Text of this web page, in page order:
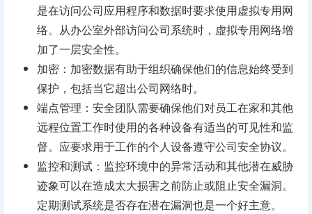
是在访问公司应用程序和数据时要求使用虚拟专用网
络。从办公室外部访问公司系统时，虚拟专用网络增
加了一层安全性。
加密：加密数据有助于组织确保他们的信息始终受到
保护，包括当它超出公司网络时。
端点管理：安全团队需要确保他们对员工在家和其他
远程位置工作时使用的各种设备有适当的可见性和监
督。应要求用于工作的个人设备遵守公司安全协议。
监控和测试：监控环境中的异常活动和其他潜在威胁
迹象可以在造成太大损害之前防止或阻止安全漏洞。
定期测试系统是否存在潜在漏洞也是一个好主意。